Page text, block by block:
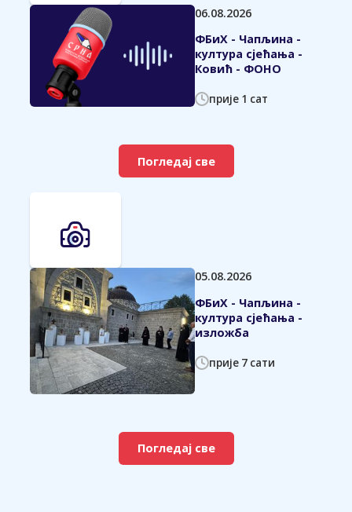
06.08.2026
ФБиХ - Чапљина -
култура сјећања -
Ковић - ФОНО
прије 1 сат
Погледај све
05.08.2026
ФБиХ - Чапљина -
култура сјећања -
изложба
прије 7 сати
Погледај све